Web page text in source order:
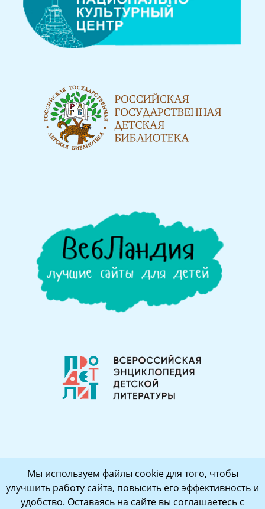
Мы используем файлы cookie для того, чтобы
улучшить работу сайта, повысить его эффективность и
удобство. Оставаясь на сайте вы соглашаетесь с